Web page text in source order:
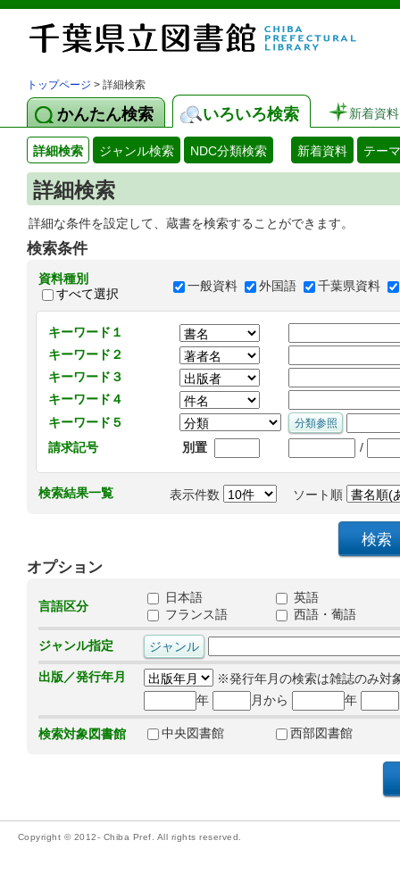
トップページ > 詳細検索
かんたん検索 いろいろ検索 新着資料
詳細検索 ジャンル検索 NDC分類検索 新着資料 テー
詳細検索
詳細な条件を設定して、蔵書を検索することができます。
検索条件
資料種別
すべて選択
一般資料 外国語 千葉県資料
キーワード１
キーワード２
キーワード３
キーワード４
キーワード５
請求記号
別置 /
検索結果一覧 表示件数 ソート順
オプション
言語区分
日本語
英語
フランス語
西語・葡語
ジャンル指定
出版／発行年月
※発行年月の検索は雑誌のみ対
年
月から 年
検索対象図書館 中央図書館 西部図書館
Copyright © 2012- Chiba Pref. All rights reserved.